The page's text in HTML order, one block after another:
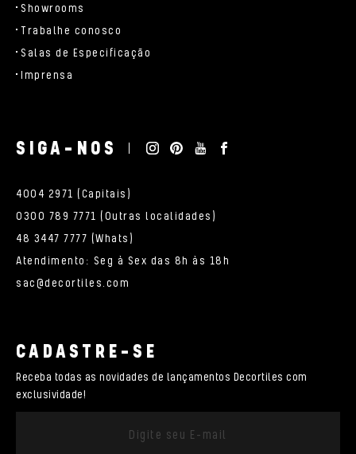
Showrooms
Trabalhe conosco
Salas de Especificação
Imprensa
SIGA-NOS
4004 2971 (Capitais)
0300 789 7771 (Outras localidades)
48 3447 7777 (Whats)
Atendimento: Seg à Sex das 8h às 18h
sac@decortiles.com
CADASTRE-SE
Receba todas as novidades de lançamentos Decortiles com
exclusividade!